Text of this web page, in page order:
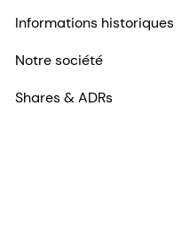
Informations historiques
Notre société
Shares & ADRs